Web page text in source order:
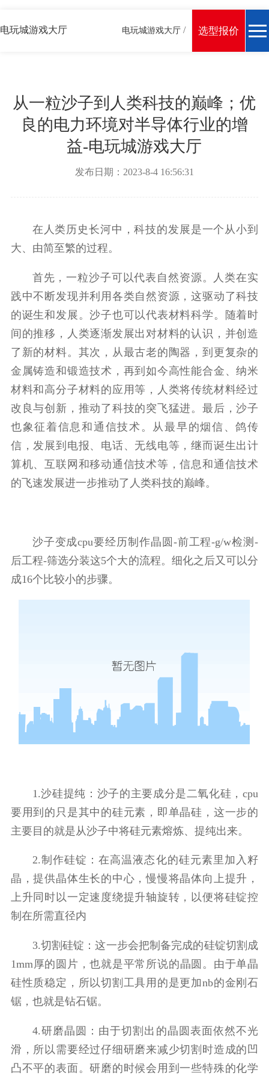
电玩城游戏大厅 电玩城游戏大厅 / 选型报价
从一粒沙子到人类科技的巅峰；优
良的电力环境对半导体行业的增
益-电玩城游戏大厅
发布日期：2023-8-4 16:56:31
在人类历史长河中，科技的发展是一个从小到
大、由简至繁的过程。
首先，一粒沙子可以代表自然资源。人类在实
践中不断发现并利用各类自然资源，这驱动了科技
的诞生和发展。沙子也可以代表材料科学。随着时
间的推移，人类逐渐发展出对材料的认识，并创造
了新的材料。其次，从最古老的陶器，到更复杂的
金属铸造和锻造技术，再到如今高性能合金、纳米
材料和高分子材料的应用等，人类将传统材料经过
改良与创新，推动了科技的突飞猛进。最后，沙子
也象征着信息和通信技术。从最早的烟信、鸽传
信，发展到电报、电话、无线电等，继而诞生出计
算机、互联网和移动通信技术等，信息和通信技术
的飞速发展进一步推动了人类科技的巅峰。
沙子变成cpu要经历制作晶圆-前工程-g/w检测-
后工程-筛选分装这5个大的流程。细化之后又可以分
成16个比较小的步骤。
1.沙硅提纯：沙子的主要成分是二氧化硅，cpu
要用到的只是其中的硅元素，即单晶硅，这一步的
主要目的就是从沙子中将硅元素熔炼、提纯出来。
2.制作硅锭：在高温液态化的硅元素里加入籽
晶，提供晶体生长的中心，慢慢将晶体向上提升，
上升同时以一定速度绕提升轴旋转，以便将硅锭控
制在所需直径内
3.切割硅锭：这一步会把制备完成的硅锭切割成
1mm厚的圆片，也就是平常所说的晶圆。由于单晶
硅性质稳定，所以切割工具用的是更加nb的金刚石
锯，也就是钻石锯。
4.研磨晶圆：由于切割出的晶圆表面依然不光
滑，所以需要经过仔细研磨来减少切割时造成的凹
凸不平的表面。研磨的时候会用到一些特殊的化学